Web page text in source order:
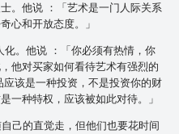
。他说 ：「艺术是一门人际关系
心和开放态度。」
。他说 ：「你必须有热情，你
他对买家如何看待艺术有强烈的
该是一种投资，不是投资你的财
一种特权，应该被如此对待。」
己的直觉走，但他们也要花时间